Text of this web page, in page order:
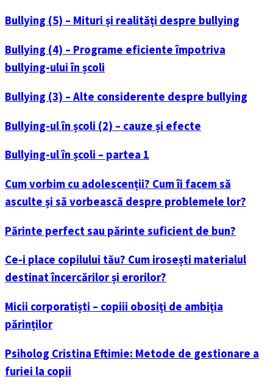
Bullying (5) – Mituri și realități despre bullying
Bullying (4) – Programe eficiente împotriva
bullying-ului în școli
Bullying (3) – Alte considerente despre bullying
Bullying-ul în școli (2) – cauze și efecte
Bullying-ul în școli – partea 1
Cum vorbim cu adolescenții? Cum îi facem să
asculte și să vorbească despre problemele lor?
Părinte perfect sau părinte suficient de bun?
Ce-i place copilului tău? Cum irosești materialul
destinat încercărilor și erorilor?
Micii corporatiști – copiii obosiți de ambiția
părinților
Psiholog Cristina Eftimie: Metode de gestionare a
furiei la copii